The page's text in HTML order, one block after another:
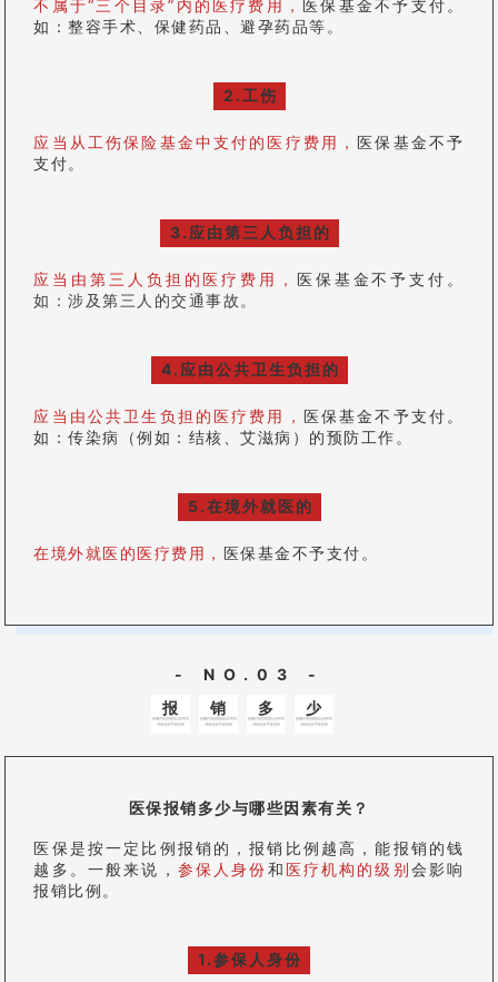
不属于“三个目录”内的医疗费用， 医保基金不予支付。
如：整容手术、保健药品、避孕药品等。
2.工伤
应当从工伤保险基金中支付的医疗费用， 医保基金不予
支付。
3.应由第三人负担的
应当由第三人负担的医疗费用， 医保基金不予支付。
如：涉及第三人的交通事故。
4.应由公共卫生负担的
应当由公共卫生负担的医疗费用， 医保基金不予支付。
如：传染病（例如：结核、艾滋病）的预防工作。
5.在境外就医的
在境外就医的医疗费用， 医保基金不予支付。
- NO.03 -
报
销 多 少
医保报销多少与哪些因素有关？
医保是按一定比例报销的，报销比例越高，能报销的钱
越多。一般来说， 参保人身份和 医疗机构的级别会影响
报销比例。
1.参保人身份